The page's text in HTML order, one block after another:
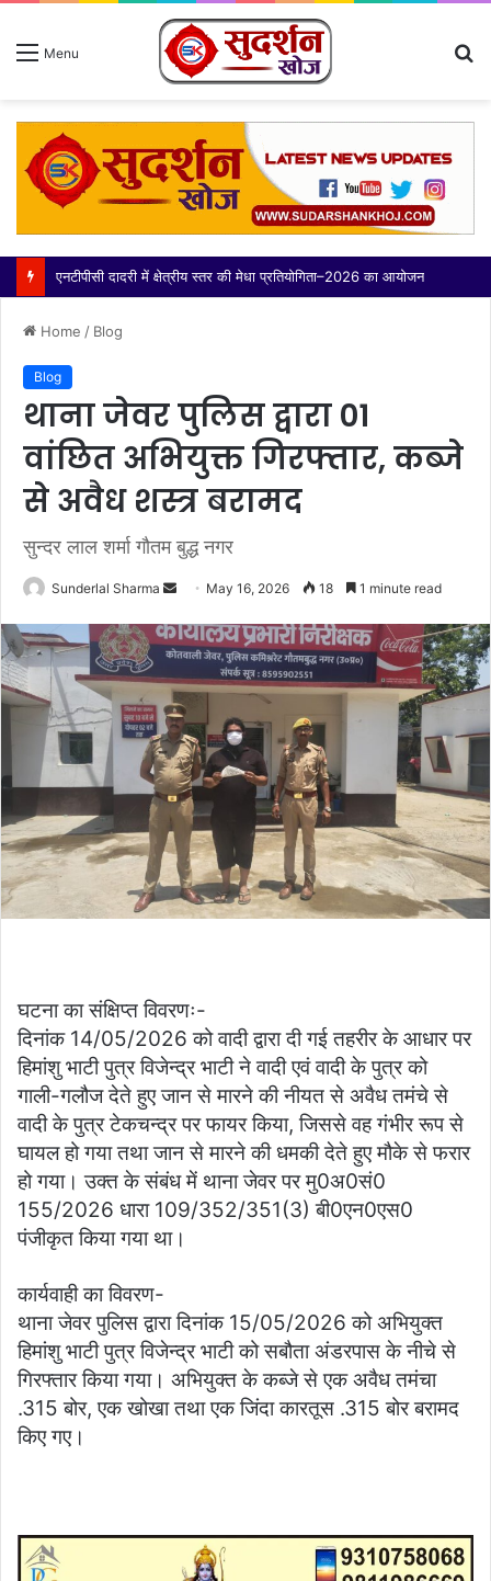
Menu
थाना बादलपुर पुलिस द्वारा 02 वांछित अभियुक्त गिरफ्तार, कब्जे से अवैध शस्त्र बरामद
Home / Blog
Blog
थाना जेवर पुलिस द्वारा 01
वांछित अभियुक्त गिरफ्तार, कब्जे
से अवैध शस्त्र बरामद
सुन्दर लाल शर्मा गौतम बुद्ध नगर
Sunderlal Sharma
Send
email
May 16, 2026 18 1 minute read
घटना का संक्षिप्त विवरणः-
दिनांक 14/05/2026 को वादी द्वारा दी गई तहरीर के आधार पर
हिमांशु भाटी पुत्र विजेन्द्र भाटी ने वादी एवं वादी के पुत्र को
गाली-गलौज देते हुए जान से मारने की नीयत से अवैध तमंचे से
वादी के पुत्र टेकचन्द्र पर फायर किया, जिससे वह गंभीर रूप से
घायल हो गया तथा जान से मारने की धमकी देते हुए मौके से फरार
हो गया। उक्त के संबंध में थाना जेवर पर मु0अ0सं0
155/2026 धारा 109/352/351(3) बी0एन0एस0
पंजीकृत किया गया था।
कार्यवाही का विवरण-
थाना जेवर पुलिस द्वारा दिनांक 15/05/2026 को अभियुक्त
हिमांशु भाटी पुत्र विजेन्द्र भाटी को सबौता अंडरपास के नीचे से
गिरफ्तार किया गया। अभियुक्त के कब्जे से एक अवैध तमंचा
.315 बोर, एक खोखा तथा एक जिंदा कारतूस .315 बोर बरामद
किए गए।